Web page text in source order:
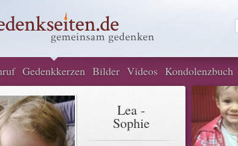
Gedenkkerzen Bilder Videos Kondolenzbuch
Lea -
Sophie